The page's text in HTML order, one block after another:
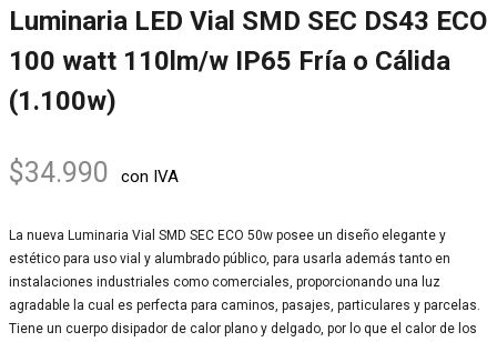
Luminaria LED Vial SMD SEC DS43 ECO
100 watt 110lm/w IP65 Fría o Cálida
(1.100w)
$34.990 con IVA
La nueva Luminaria Vial SMD SEC ECO 50w posee un diseño elegante y
estético para uso vial y alumbrado público, para usarla además tanto en
instalaciones industriales como comerciales, proporcionando una luz
agradable la cual es perfecta para caminos, pasajes, particulares y parcelas.
Tiene un cuerpo disipador de calor plano y delgado, por lo que el calor de los